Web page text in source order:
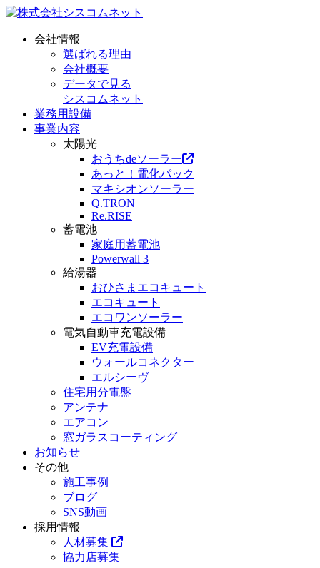
会社情報
選ばれる理由
会社概要
データで見る
シスコムネット
業務用設備
事業内容
太陽光
おうちdeソーラー
あっと！電化パック
マキシオンソーラー
Q.TRON
Re.RISE
蓄電池
家庭用蓄電池
Powerwall 3
給湯器
おひさまエコキュート
エコキュート
エコワンソーラー
電気自動車充電設備
EV充電設備
ウォールコネクター
エルシーヴ
住宅用分電盤
アンテナ
エアコン
窓ガラスコーティング
お知らせ
その他
施工事例
ブログ
SNS動画
採用情報
人材募集
協力店募集